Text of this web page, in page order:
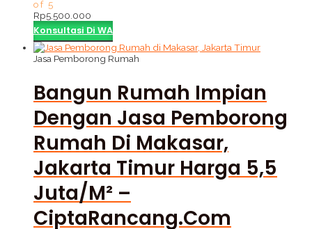
of 5
Rp5.500.000
Konsultasi Di WA
Jasa Pemborong Rumah
Bangun Rumah Impian
Dengan Jasa Pemborong
Rumah Di Makasar,
Jakarta Timur Harga 5,5
Juta/m² –
CiptaRancang.com